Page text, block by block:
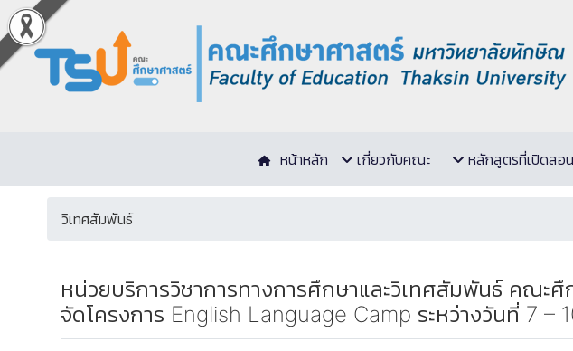
หน้าหลัก เกี่ยวกับคณะ หลักสูตรที่เปิดสอน
วิเทศสัมพันธ์
หน่วยบริการวิชาการทางการศึกษาและวิเทศสัมพันธ์ คณะ
จัดโครงการ English Language Camp ระหว่างวันที่ 7